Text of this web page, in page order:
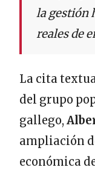
la gestión
reales de
La cita
del grupo
gallego,
ampliación
económica